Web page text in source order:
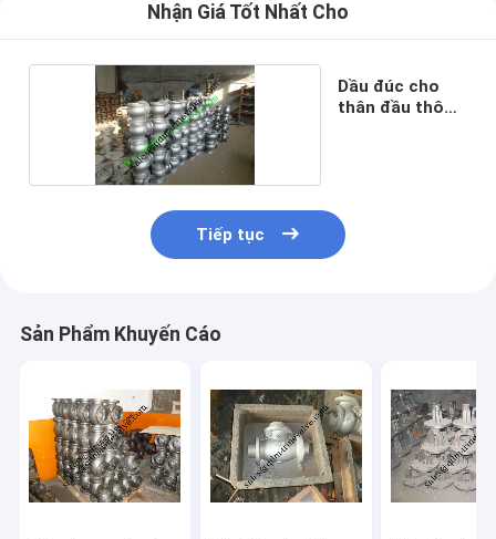
Nhận Giá Tốt Nhất Cho
Dầu đúc cho
thân đầu thông
Tiếp tục
Sản Phẩm Khuyến Cáo